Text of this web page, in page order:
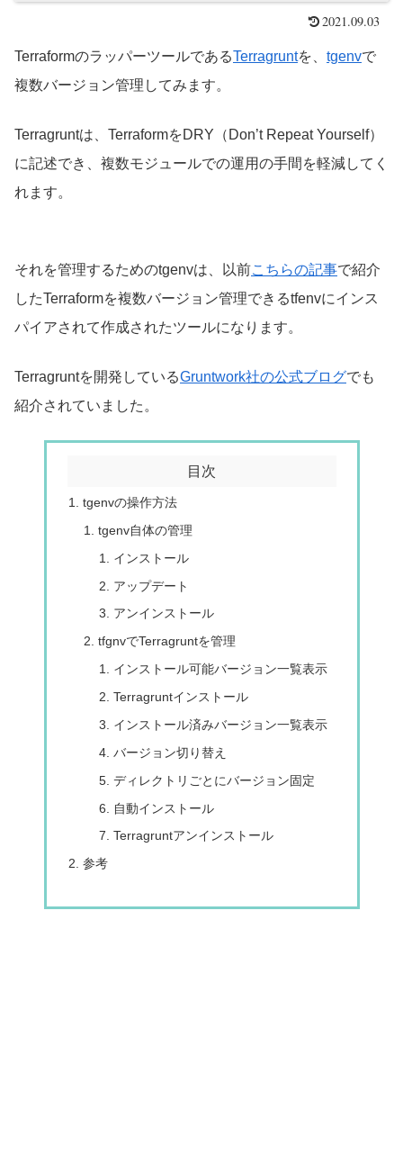
2021.09.03
TerraformのラッパーツールであるTerragruntを、 tgenvで
複数バージョン管理してみます。
Terragruntは、TerraformをDRY（Don’t Repeat Yourself）
に記述でき、複数モジュールでの運用の手間を軽減してく
れます。
それを管理するためのtgenvは、以前こちらの記事で紹介
したTerraformを複数バージョン管理できるtfenvにインス
パイアされて作成されたツールになります。
Terragruntを開発しているGruntwork社の公式ブログでも
紹介されていました。
目次
tgenvの操作方法
tgenv自体の管理
インストール
アップデート
アンインストール
tfgnvでTerragruntを管理
インストール可能バージョン一覧表示
Terragruntインストール
インストール済みバージョン一覧表示
バージョン切り替え
ディレクトリごとにバージョン固定
自動インストール
Terragruntアンインストール
参考